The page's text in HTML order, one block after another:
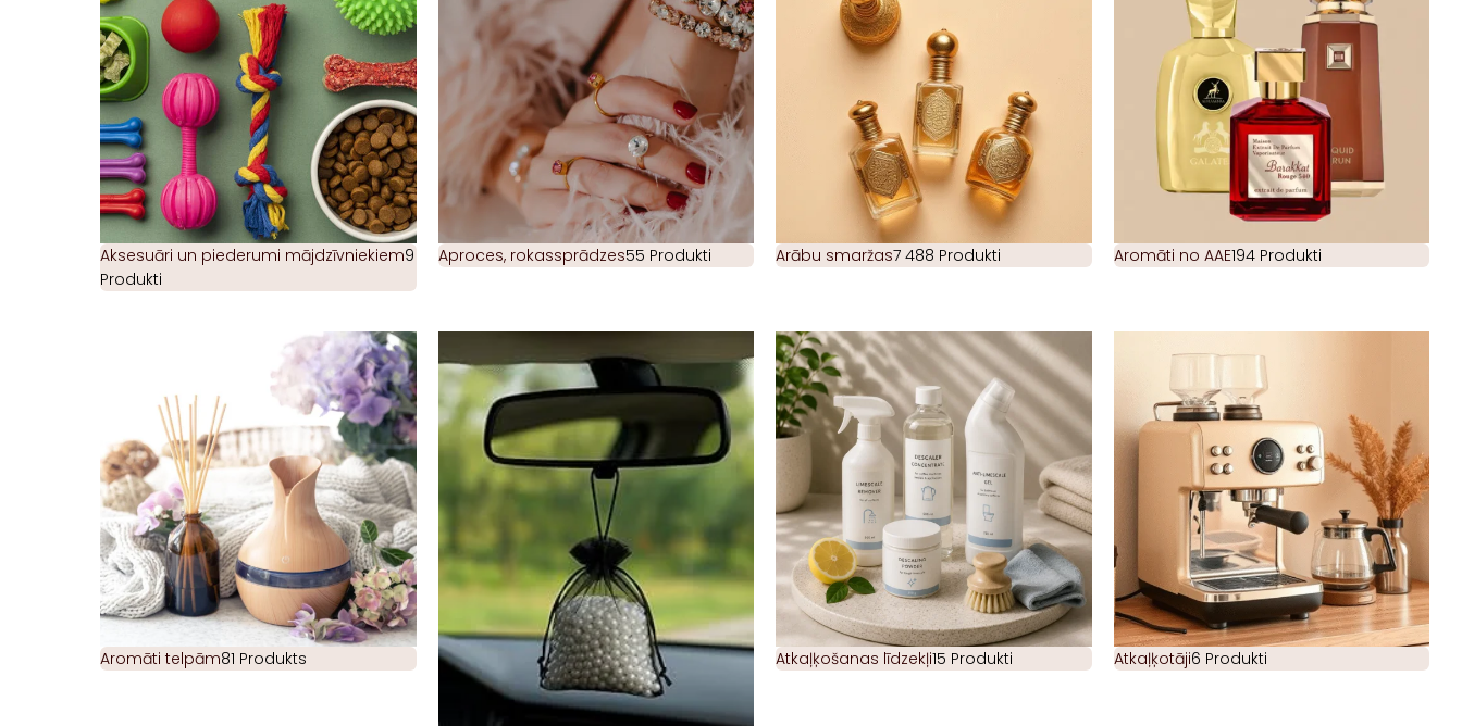
Aksesuāri un piederumi mājdzīvniekiem9
Produkti
Aproces, rokassprādzes55 Produkti Arābu smaržas7 488 Produkti Aromāti no AAE194 Produkti
Aromāti telpām81 Produkts Atkaļķošanas līdzekļi15 Produkti Atkaļķotāji6 Produkti